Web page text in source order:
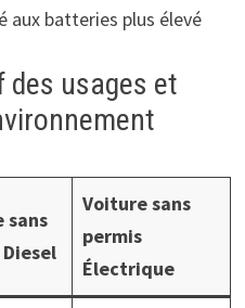
batteries plus élevé
des usages et
sans
Voiture sans
permis
Électrique